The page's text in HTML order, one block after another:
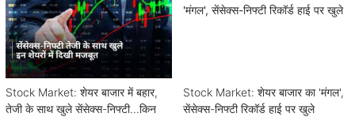
Stock Market: शेयर बाजार में बहार,
तेजी के साथ खुले सेंसेक्स-निफ्टी...किन
Stock Market: शेयर बाजार का 'मंगल',
सेंसेक्स-निफ्टी रिकॉर्ड हाई पर खुले